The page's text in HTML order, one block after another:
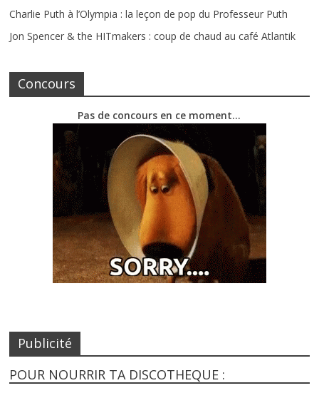
Charlie Puth à l’Olympia : la leçon de pop du Professeur Puth
Jon Spencer & the HITmakers : coup de chaud au café Atlantik
Concours
Pas de concours en ce moment…
Publicité
POUR NOURRIR TA DISCOTHEQUE :